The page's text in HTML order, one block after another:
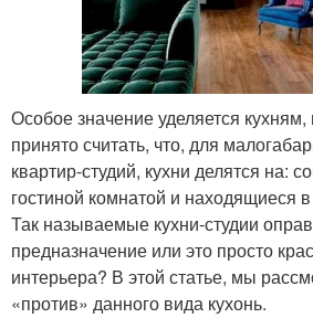
Особое значение уделяется
принято считать, что, для
квартир-студий, кухни делятся на:
гостиной комнатой и находящиеся
Так называемые кухни-студии
предназначение или это просто
интерьера? В этой статье, мы
«против» данного вида кухонь.